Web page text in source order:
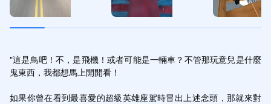
"這是鳥吧！不，是飛機！或者可能是一輛車？不管那玩意兒是什麼
鬼東西，我都想馬上開開看！
如果你曾在看到最喜愛的超級英雄座駕時冒出上述念頭，那就來對